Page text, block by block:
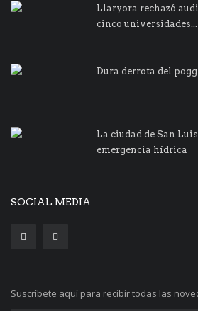
Llaryora rechazó
cinco universidades...
Dura derrota del
La ciudad de San
emergencia hídrica
SOCIAL MEDIA
Suscríbete aquí para recibir todas las